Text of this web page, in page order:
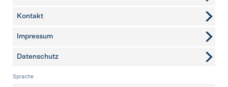
weitere Seiten
Kontakt
Impressum
Datenschutz
Sprache